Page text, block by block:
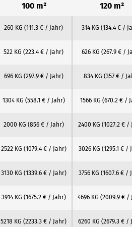
100 m² 120 m²
260 KG (111.3 € / Jahr) 314 KG (134.4 € /
522 KG (223.4 € / Jahr) 626 KG (267.9 € /
696 KG (297.9 € / Jahr) 834 KG (357 € /
1304 KG (558.1 € / Jahr) 1566 KG (670.2 € /
2000 KG (856 € / Jahr) 2400 KG (1027.2 € /
2522 KG (1079.4 € / Jahr) 3026 KG (1295.1 € /
3130 KG (1339.6 € / Jahr) 3756 KG (1607.6 € /
3914 KG (1675.2 € / Jahr) 4696 KG (2009.9 € /
5218 KG (2233.3 € / Jahr) 6260 KG (2679.3 € /